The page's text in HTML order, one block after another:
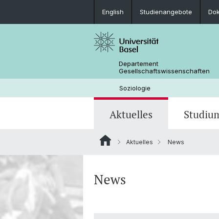
English Studienangebote
Departement
Gesellschaftswissenschaften
Soziologie
Aktuelles
Mobilität
Abschlussarbeiten
Kontakt & Öffnungszeiten
Aktuelles News
News